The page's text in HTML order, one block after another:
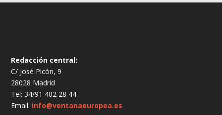
Redacción central:
C/ José Picón, 9
28028 Madrid
Tel: 34/91 402 28 44
Email: info@ventanaeuropea.es